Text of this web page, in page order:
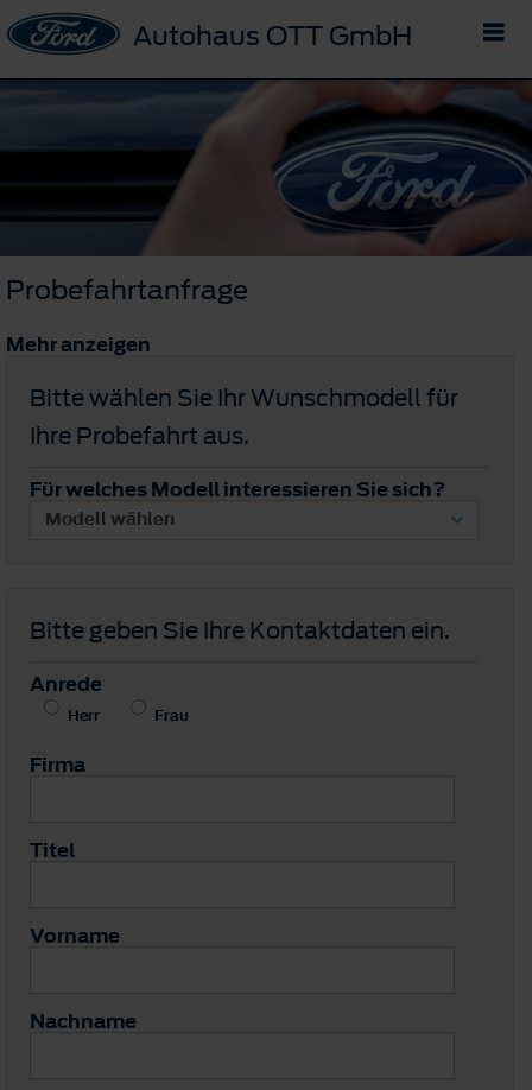
Autohaus OTT GmbH
Probefahrtanfrage
Mehr anzeigen
Bitte wählen Sie Ihr Wunschmodell für
Ihre Probefahrt aus.
Für welches Modell interessieren Sie sich?
Bitte geben Sie Ihre Kontaktdaten ein.
Anrede
Herr Frau
Firma
Titel
Vorname
Nachname